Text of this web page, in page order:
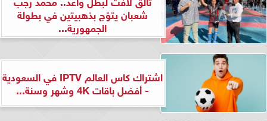
شعبان يتوّج بذهبيتين في بطولة
الجمهورية...
اشتراك كاس العالم IPTV في السعودية
- أفضل باقات 4K وشهر وسنة...